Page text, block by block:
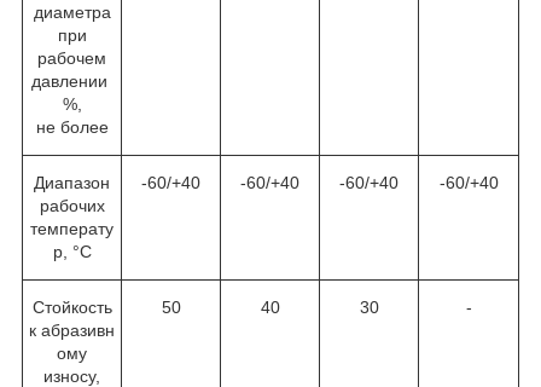
диаметра
при
рабочем
давлении
%,
не более
Диапазон
рабочих
температу
р, °C
-60/+40 -60/+40 -60/+40 -60/+40
Стойкость
к абразивн
ому
износу,
50 40 30 -